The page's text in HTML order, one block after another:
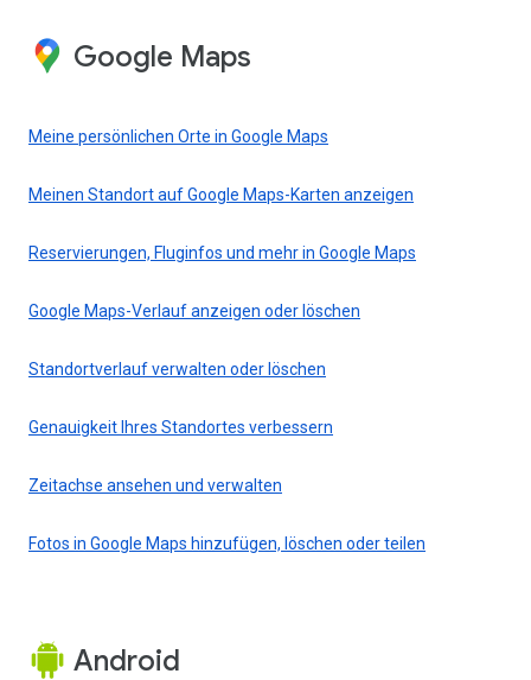
Google Maps
Meine persönlichen Orte in Google Maps
Meinen Standort auf Google Maps-Karten anzeigen
Reservierungen, Fluginfos und mehr in Google Maps
Google Maps-Verlauf anzeigen oder löschen
Standortverlauf verwalten oder löschen
Genauigkeit Ihres Standortes verbessern
Zeitachse ansehen und verwalten
Fotos in Google Maps hinzufügen, löschen oder teilen
Android